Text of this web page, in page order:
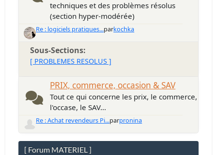
techniques et des problèmes résolus
(section hyper-modérée)
Re : logiciels pratiques...parkochka
Sous-Sections
[ PROBLEMES RESOLUS ]
PRIX, commerce, occasion & SAV
Tout ce qui concerne les prix, le commerce,
l'occase, le SAV...
Re : Achat revendeurs Pi...parpronina
[ Forum MATERIEL ]